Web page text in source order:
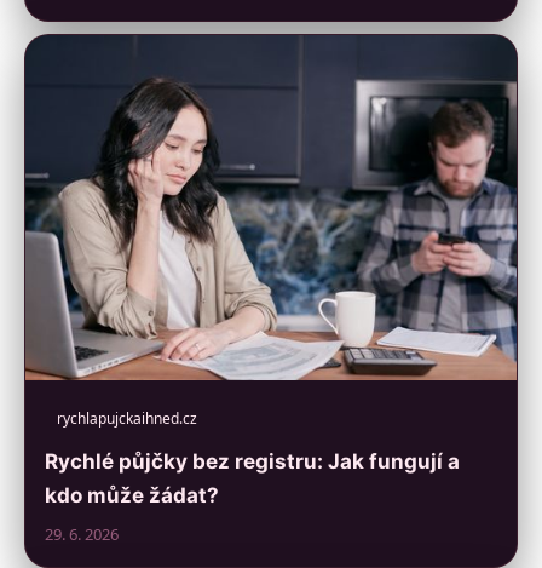
rychlapujckaihned.cz
Rychlé půjčky bez registru: Jak fungují a
kdo může žádat?
29. 6. 2026